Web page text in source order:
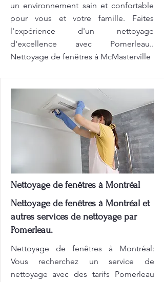
un environnement sain et confortable
pour vous et votre famille. Faites
l'expérience d'un nettoyage
d'excellence avec Pomerleau..
Nettoyage de fenêtres à McMasterville
Nettoyage de fenêtres à Montréal
Nettoyage de fenêtres à Montréal et
autres services de nettoyage par
Pomerleau.
Nettoyage de fenêtres à Montréal:
Vous recherchez un service de
nettoyage avec des tarifs Pomerleau